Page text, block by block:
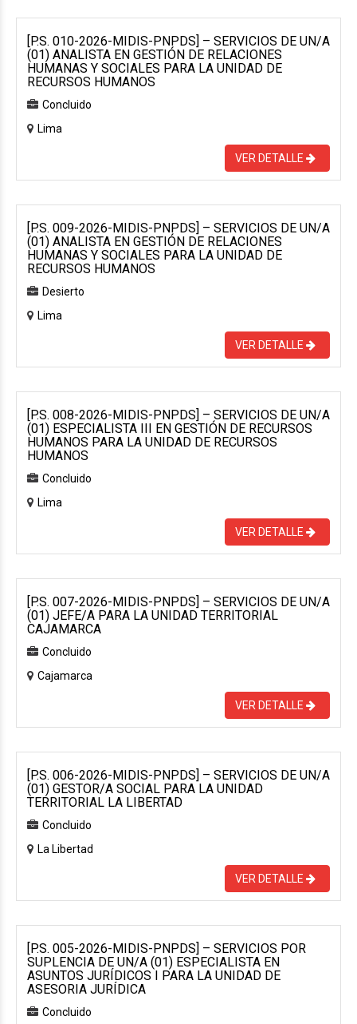
[P.S. 010-2026-MIDIS-PNPDS] – SERVICIOS DE UN/A
(01) ANALISTA EN GESTIÓN DE RELACIONES
HUMANAS Y SOCIALES PARA LA UNIDAD DE
RECURSOS HUMANOS
Concluido
Lima
VER DETALLE
[P.S. 009-2026-MIDIS-PNPDS] – SERVICIOS DE UN/A
(01) ANALISTA EN GESTIÓN DE RELACIONES
HUMANAS Y SOCIALES PARA LA UNIDAD DE
RECURSOS HUMANOS
Desierto
Lima
VER DETALLE
[P.S. 008-2026-MIDIS-PNPDS] – SERVICIOS DE UN/A
(01) ESPECIALISTA III EN GESTIÓN DE RECURSOS
HUMANOS PARA LA UNIDAD DE RECURSOS
HUMANOS
Concluido
Lima
VER DETALLE
[P.S. 007-2026-MIDIS-PNPDS] – SERVICIOS DE UN/A
(01) JEFE/A PARA LA UNIDAD TERRITORIAL
CAJAMARCA
Concluido
Cajamarca
VER DETALLE
[P.S. 006-2026-MIDIS-PNPDS] – SERVICIOS DE UN/A
(01) GESTOR/A SOCIAL PARA LA UNIDAD
TERRITORIAL LA LIBERTAD
Concluido
La Libertad
VER DETALLE
[P.S. 005-2026-MIDIS-PNPDS] – SERVICIOS POR
SUPLENCIA DE UN/A (01) ESPECIALISTA EN
ASUNTOS JURÍDICOS I PARA LA UNIDAD DE
ASESORIA JURÍDICA
Concluido